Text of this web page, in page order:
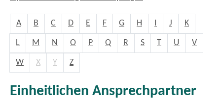
A B C D E F G H I J K
L M N O P Q R S T U V
W X Y Z
Einheitlichen Ansprechpartner